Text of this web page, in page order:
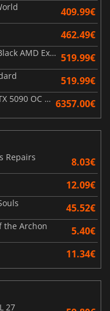
409.99€
462.49€
(2 x 16 GB) Vengeance Black AMD Expo 6000 MHz - CAS 30 519.99€
519.99€
TUF Gaming GeForce RTX 5090 OC Edition 32GB 6357.00€
Repairs
8.03€
12.09€
45.52€
the Archon 5.40€
11.34€
27